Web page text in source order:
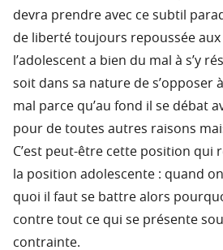
devra prendre avec ce subtil
de liberté toujours repoussée aux
l’adolescent a bien du mal à s’y
soit dans sa nature de s’opposer
mal parce qu’au fond il se débat
pour de toutes autres raisons
C’est peut-être cette position qui
la position adolescente : quand
quoi il faut se battre alors
contre tout ce qui se présente
contrainte.